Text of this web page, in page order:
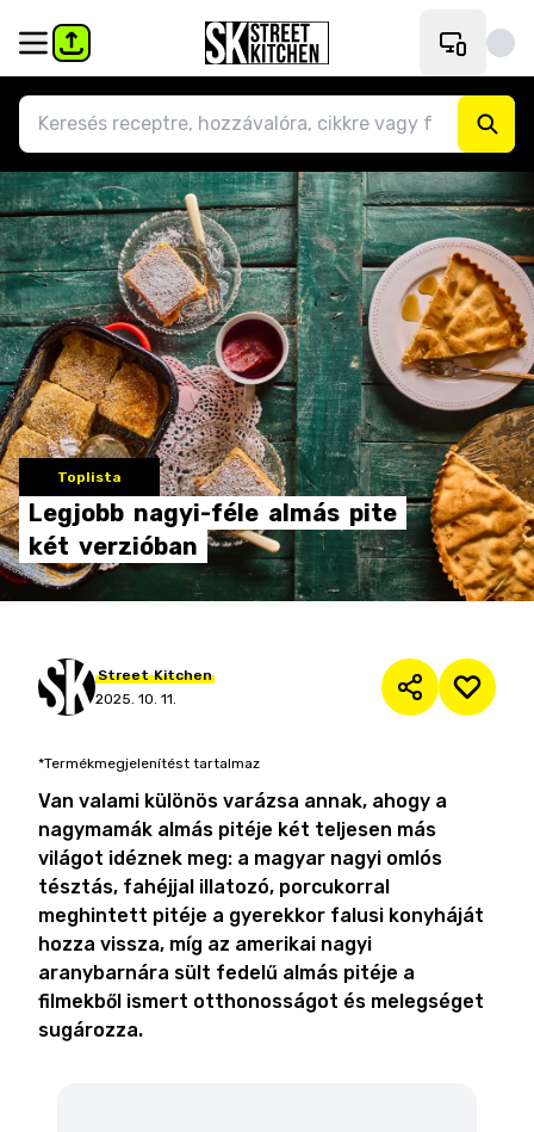
Toplista
Legjobb nagyi-féle almás pite
két verzióban
Street Kitchen
2025. 10. 11.
*Termékmegjelenítést tartalmaz
Van valami különös varázsa annak, ahogy a
nagymamák almás pitéje két teljesen más
világot idéznek meg: a magyar nagyi omlós
tésztás, fahéjjal illatozó, porcukorral
meghintett pitéje a gyerekkor falusi konyháját
hozza vissza, míg az amerikai nagyi
aranybarnára sült fedelű almás pitéje a
filmekből ismert otthonosságot és melegséget
sugározza.